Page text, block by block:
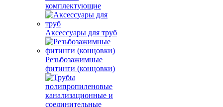
комплектующие
Аксессуары для труб
Резьбозажимные
фитинги (концовки)